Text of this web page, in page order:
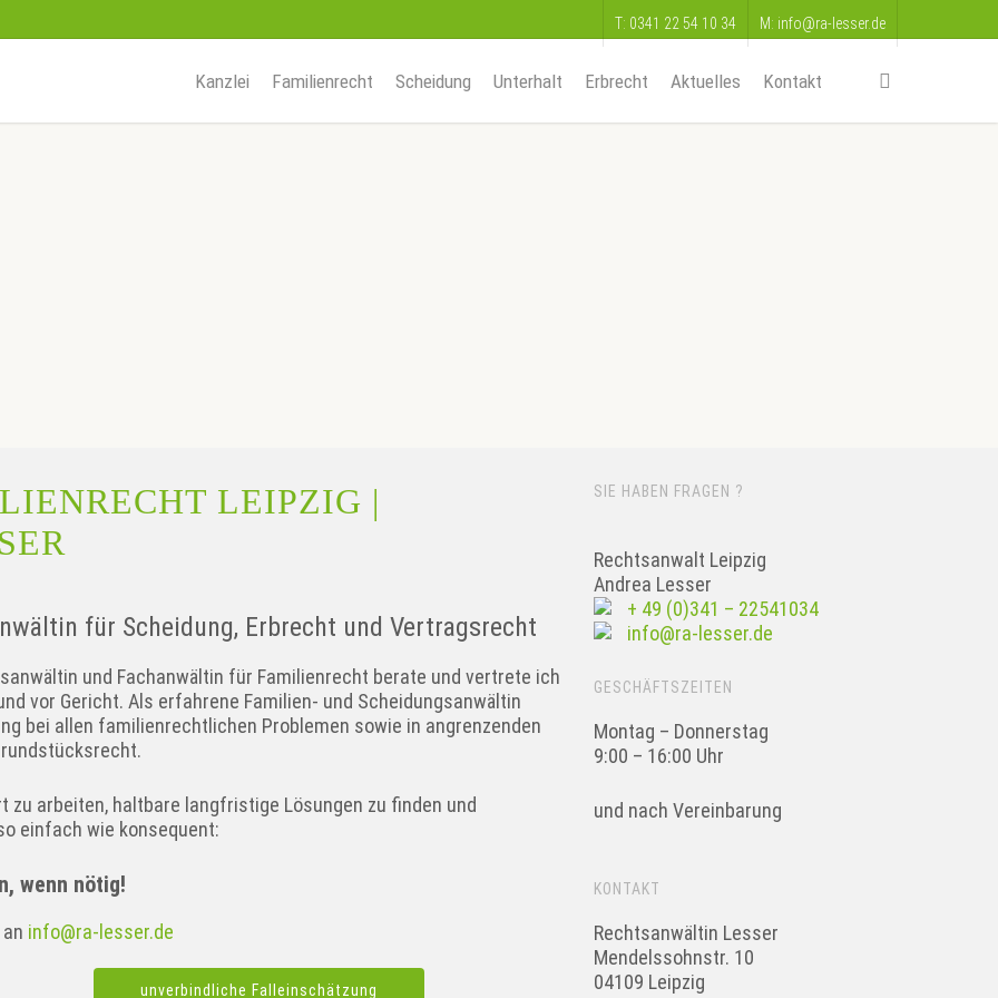
T: 0341 22 54 10 34 M: info@ra-lesser.de
Kanzlei Familienrecht Scheidung Unterhalt Erbrecht Aktuelles Kontakt
LEIPZIG |
für Scheidung, Erbrecht und Vertragsrecht
und Fachanwältin für Familienrecht berate und vertrete ich
vor Gericht. Als erfahrene Familien- und Scheidungsanwältin
bei allen familienrechtlichen Problemen sowie in angrenzenden
arbeiten, haltbare langfristige Lösungen zu finden und
einfach wie konsequent:
wenn nötig!
info@ra-lesser.de
unverbindliche Falleinschätzung
SIE HABEN FRAGEN ?
Rechtsanwalt Leipzig
Andrea Lesser
+ 49 (0)341 – 22541034
info@ra-lesser.de
GESCHÄFTSZEITEN
Montag – Donnerstag
9:00 – 16:00 Uhr
und nach Vereinbarung
KONTAKT
Rechtsanwältin Lesser
Mendelssohnstr. 10
04109 Leipzig